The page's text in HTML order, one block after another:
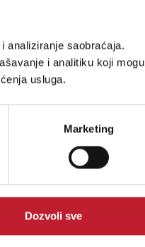
analiziranje saobraćaja.
i analitiku koji mogu
usluga.
Marketing
Dozvoli sve
30 W settings.